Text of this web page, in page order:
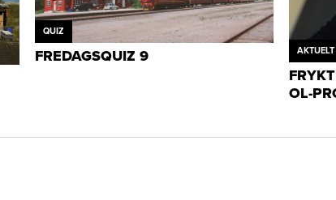
QUIZ
FREDAGSQUIZ 9 AKTUELT
OL-